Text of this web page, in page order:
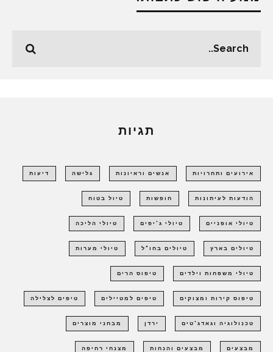
תגיות
אירועים ותחרויות אנשים וראיונות גלישה דיעות
הודעות לעיתונות חופשות טיול בטוח
טיולי אופניים טיולי ג'יפים טיולי הליכה
טיולים בארץ טיולים בחו"ל טיולי מערות
טיולי משפחות וילדים טיפוס הרים
טיפוס קירות ומצוקים טיפים למטיילים טיפים לצלילה
טכנולוגיה וגאדג'טים ירדן מבחני מוצרים
מבצעים מבצעים והנחות מצנחי רחיפה